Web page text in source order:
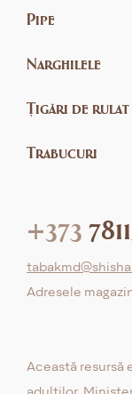
Pipe
Narghilele
Țigări de rulat
Trabucuri
+373
Adresele
Această resursă
adulților.